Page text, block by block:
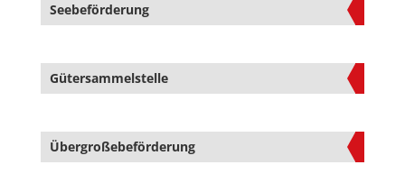
Seebeförderung
Gütersammelstelle
Übergroßebeförderung